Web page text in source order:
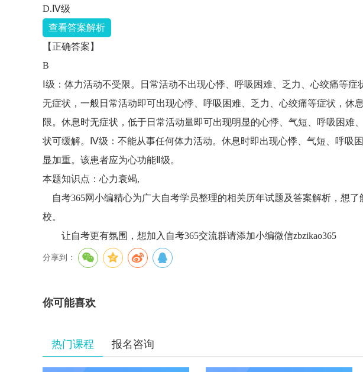
D.Ⅳ级
查看答案解析
【正确答案】
B
Ⅰ级：体力活动不受限。日常活动不出现心悸、呼吸困难、乏力、心绞痛等
无症状，一般日常活动即可出现心悸、呼吸困难、乏力、心绞痛等症状，休
限。休息时无症状，低于日常活动量即可出现明显的心悸、气短、呼吸困难
状可缓解。Ⅳ级：不能从事任何体力活动。休息时即出现心悸、气短、呼吸
显加重。该患者应为心功能Ⅱ级。
本题知识点：心力衰竭,
自考365网小编精心为广大自考学员整理的相关历年试题及答案解析，想了
校。
让自考更有氛围，想加入自考365交流群请添加小编微信zbzikao365
分享到：
你可能喜欢
热门课程 报名咨询